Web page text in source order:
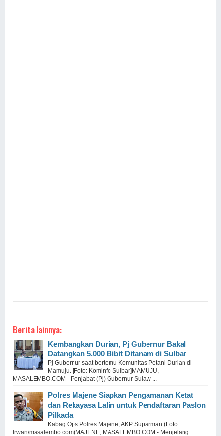
Berita lainnya:
Kembangkan Durian, Pj Gubernur Bakal
Datangkan 5.000 Bibit Ditanam di Sulbar
Pj Gubernur saat bertemu Komunitas Petani Durian di
Mamuju. [Foto: Kominfo Sulbar]MAMUJU,
MASALEMBO.COM - Penjabat (Pj) Gubernur Sulaw ...
Polres Majene Siapkan Pengamanan Ketat
dan Rekayasa Lalin untuk Pendaftaran Paslon
Pilkada
Kabag Ops Polres Majene, AKP Suparman (Foto:
Irwan/masalembo.com)MAJENE, MASALEMBO.COM - Menjelang